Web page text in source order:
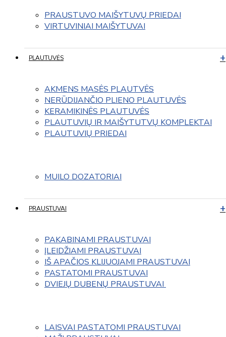
PRAUSTUVO MAIŠYTUVŲ PRIEDAI
VIRTUVINIAI MAIŠYTUVAI
PLAUTUVĖS
AKMENS MASĖS PLAUTVĖS
NERŪDIJANČIO PLIENO PLAUTUVĖS
KERAMIKINĖS PLAUTUVĖS
PLAUTUVIŲ IR MAIŠYTUTVŲ KOMPLEKTAI
PLAUTUVIŲ PRIEDAI
MUILO DOZATORIAI
PRAUSTUVAI
PAKABINAMI PRAUSTUVAI
ĮLEIDŽIAMI PRAUSTUVAI
IŠ APAČIOS KLIJUOJAMI PRAUSTUVAI
PASTATOMI PRAUSTUVAI
DVIEJŲ DUBENŲ PRAUSTUVAI
LAISVAI PASTATOMI PRAUSTUVAI